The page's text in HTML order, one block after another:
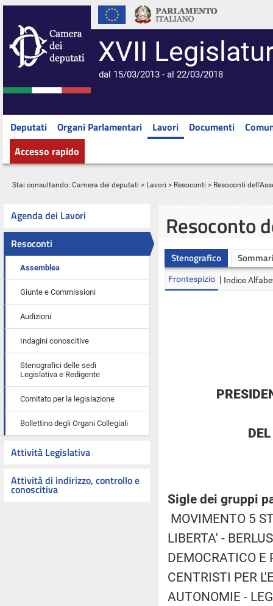
XVII
dal 15/03/2013 - al 22/03/2018
Deputati Organi Parlamentari Lavori Documenti
Accesso rapido
Stai consultando: Camera dei deputati > Lavori > Resoconti > Resoconti
Agenda dei Lavori
Resoconti
Assemblea
Giunte e Commissioni
Audizioni
Indagini conoscitive
Stenografici delle sedi
Legislativa e Redigente
Comitato per la legislazione
Bollettino degli Organi Collegiali
Attività Legislativa
Attività di indirizzo, controllo e
conoscitiva
Resoconto
Stenografico
Frontespizio Indice
Sigle dei gruppi
MOVIMENTO 5
LIBERTA' -
DEMOCRATICO E
CENTRISTI PER
AUTONOMIE -